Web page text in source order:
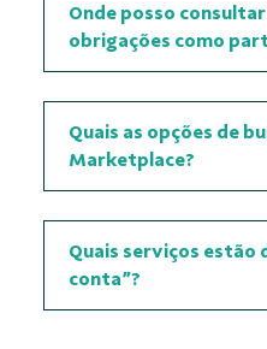
Onde posso
obrigações como
Quais as opções de
Marketplace?
Quais serviços estão
conta”?